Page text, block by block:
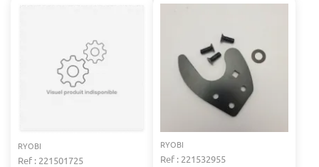
RYOBI
Ref : 221501725
RYOBI
Ref : 221532955